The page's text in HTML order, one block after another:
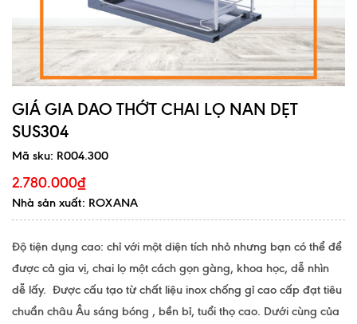
GIÁ GIA DAO THỚT CHAI LỌ NAN DẸT
SUS304
Mã sku: R004.300
2.780.000₫
Nhà sản xuất: ROXANA
Độ tiện dụng cao: chỉ với một diện tích nhỏ nhưng bạn có thể để
được cả gia vị, chai lọ một cách gọn gàng, khoa học, dễ nhìn
dễ lấy. Được cấu tạo từ chất liệu inox chống gỉ cao cấp đạt tiêu
chuẩn châu Âu sáng bóng , bền bỉ, tuổi thọ cao. Dưới cùng của